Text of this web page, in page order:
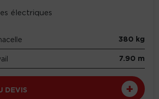
électriques
380 kg
7.90 m
DEVIS